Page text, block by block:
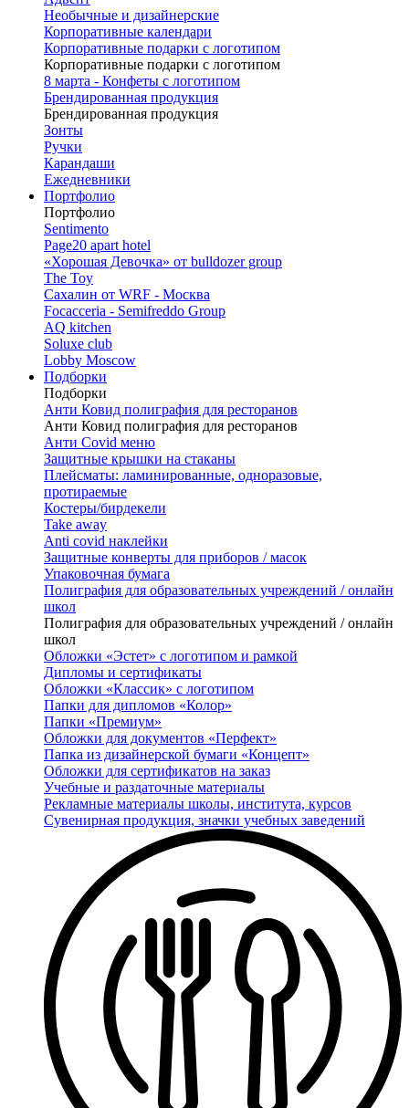
Необычные и дизайнерские
Корпоративные календари
Корпоративные подарки с логотипом
Корпоративные подарки с логотипом
8 марта - Конфеты с логотипом
Брендированная продукция
Брендированная продукция
Зонты
Ручки
Карандаши
Ежедневники
Портфолио
Портфолио
Sentimento
Page20 apart hotel
«Хорошая Девочка» от bulldozer group
The Toy
Сахалин от WRF - Москва
Focacceria - Semifreddo Group
AQ kitchen
Soluxe club
Lobby Moscow
Подборки
Подборки
Анти Ковид полиграфия для ресторанов
Анти Ковид полиграфия для ресторанов
Анти Covid меню
Защитные крышки на стаканы
Плейсматы: ламинированные, одноразовые,
протираемые
Костеры/бирдекели
Take away
Anti covid наклейки
Защитные конверты для приборов / масок
Упаковочная бумага
Полиграфия для образовательных учреждений / онлайн
школ
Полиграфия для образовательных учреждений / онлайн
школ
Обложки «Эстет» с логотипом и рамкой
Дипломы и сертификаты
Обложки «Классик» с логотипом
Папки для дипломов «Колор»
Папки «Премиум»
Обложки для документов «Перфект»
Папка из дизайнерской бумаги «Концепт»
Обложки для сертификатов на заказ
Учебные и раздаточные материалы
Рекламные материалы школы, института, курсов
Сувенирная продукция, значки учебных заведений